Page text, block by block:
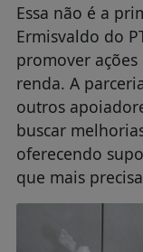
Essa não é a
Ermisvaldo do
promover
renda. A
outros
buscar
oferecendo
que mais